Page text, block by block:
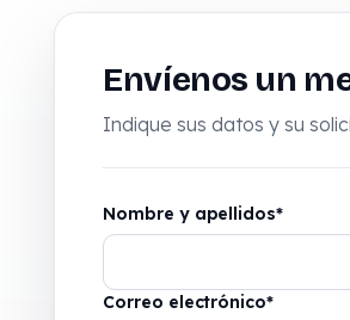
Envíenos un
Indique sus datos y su
Nombre y apellidos*
Correo electrónico*